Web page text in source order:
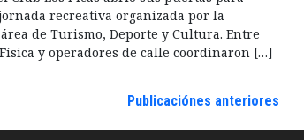
recreativa organizada por la
de Turismo, Deporte y Cultura. Entre
y operadores de calle coordinaron […]
Publicaciónes anteriores